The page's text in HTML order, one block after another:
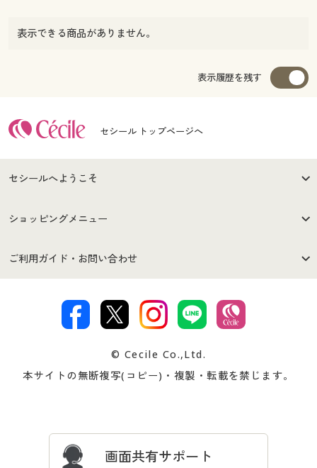
表示できる商品がありません。
表示履歴を残す
セシール トップページへ
セシールへようこそ
はじめての方へ
セシールご利用規約
著作権・商標について 会社案内
ショッピングメニュー
商品カテゴリ
プレゼント＆キャンペーン サイトマップ
ご利用ガイド・お問い合わせ
交換・返品は お支払は
ついて
忘れの場合
© Cecile Co.,Ltd.
本サイトの無断複写(コピー)・複製・転載を禁じます。
画面共有サポート